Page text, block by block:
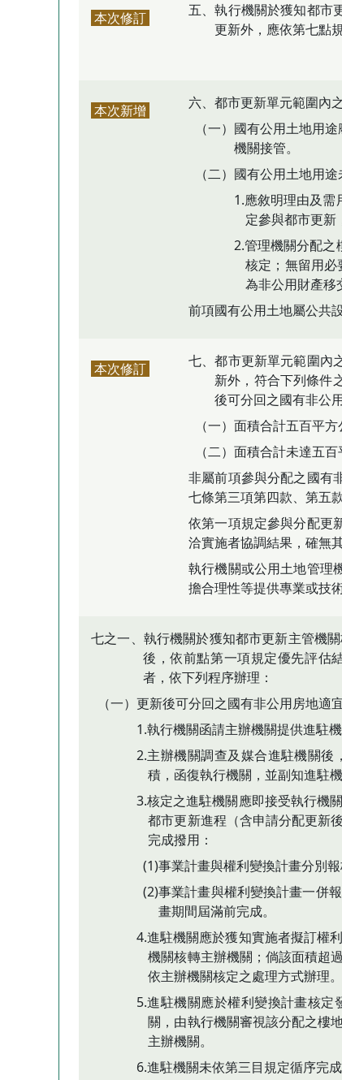
本次修訂
五、執行機關於獲知都市
更新外，應依第七點
本次新增
六、都市更新單元範圍內
（一）國有公用土地用
機關接管。
（二）國有公用土地用
1.應敘明理由及需
定參與都市更新
2.管理機關分配之
核定；無留用必
為非公用財產移
前項國有公用土地屬公共
本次修訂
七、都市更新單元範圍內
新外，符合下列條件
後可分回之國有非公
（一）面積合計五百平方
（二）面積合計未達五
非屬前項參與分配之國有
七條第三項第四款、第五
依第一項規定參與分配更
洽實施者協調結果，確無
執行機關或公用土地管理
擔合理性等提供專業或技
七之一、執行機關於獲知都市更新主管機
後，依前點第一項規定優先評估
者，依下列程序辦理：
（一）更新後可分回之國有非公用房地適
1.執行機關函請主辦機關提供進駐
2.主辦機關調查及媒合進駐機關
積，函復執行機關，並副知進駐
3.核定之進駐機關應即接受執行機
都市更新進程（含申請分配更新
完成撥用：
(1)事業計畫與權利變換計畫分別
(2)事業計畫與權利變換計畫一併
畫期間屆滿前完成。
4.進駐機關應於獲知實施者擬訂權
機關核轉主辦機關；倘該面積超
依主辦機關核定之處理方式辦理。
5.進駐機關應於權利變換計畫核
關，由執行機關審視該分配之樓
主辦機關。
6.進駐機關未依第三目規定循序完